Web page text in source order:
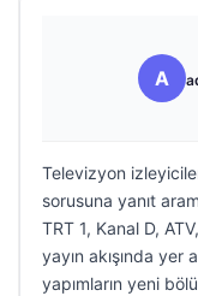
A
Televizyon
sorusuna yanıt
TRT 1, Kanal D,
yayın akışında
yapımların yeni